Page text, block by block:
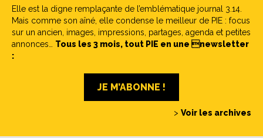
Elle est la digne remplaçante de l’emblématique journal 3.14.
Mais comme son aîné, elle condense le meilleur de PIE : focus
sur un ancien, images, impressions, partages, agenda et petites
annonces… Tous les 3 mois, tout PIE en une newsletter
:
JE M’ABONNE !
> Voir les archives